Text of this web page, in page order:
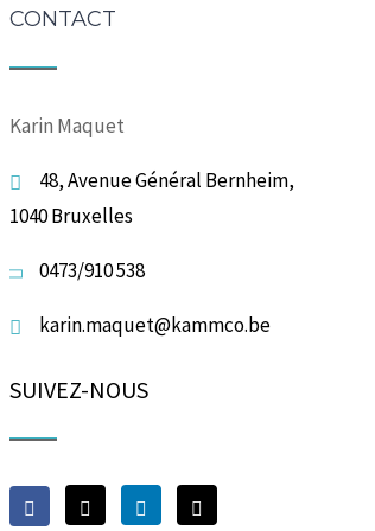
CONTACT
Karin Maquet
48, Avenue Général Bernheim,
1040 Bruxelles
0473/910 538
karin.maquet@kammco.be
SUIVEZ-NOUS